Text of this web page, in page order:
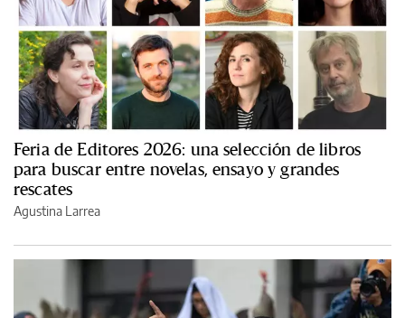
Feria de Editores 2026: una selección de libros
para buscar entre novelas, ensayo y grandes
rescates
Agustina Larrea